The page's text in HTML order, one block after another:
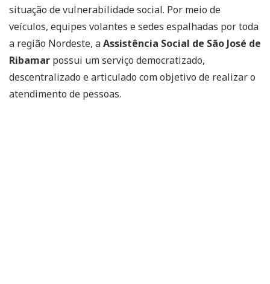
situação de vulnerabilidade social. Por meio de
veículos, equipes volantes e sedes espalhadas por toda
a região Nordeste, aAssistência Social de São José de
Ribamar possui um serviço democratizado,
descentralizado e articulado com objetivo de realizar o
atendimento de pessoas.